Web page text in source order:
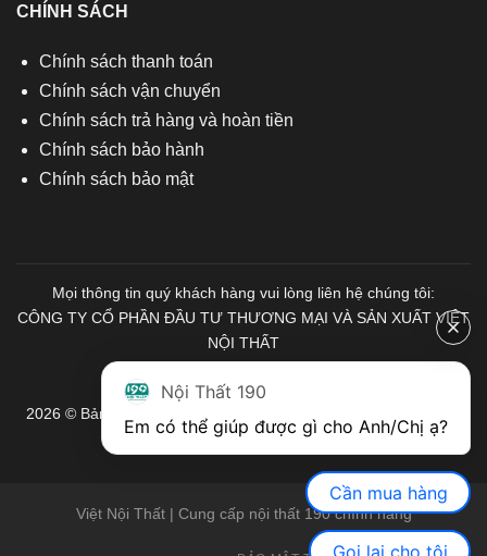
CHÍNH SÁCH
Chính sách thanh toán
Chính sách vận chuyển
Chính sách trả hàng và hoàn tiền
Chính sách bảo hành
Chính sách bảo mật
Mọi thông tin quý khách hàng vui lòng liên hệ chúng tôi:
CÔNG TY CỔ PHẦN ĐẦU TƯ THƯƠNG MẠI VÀ SẢN XUẤT VIỆT
NỘI THẤT
Mã số Thuế: 0103671313
2026 © Bản quyền thuộc về Nội Thất 190. Mọi quyền được bảo
lưu.
Việt Nội Thất | Cung cấp nội thất 190 chính hãng
Nội Thất 190
Cần mua hàng
Gọi lại cho tôi